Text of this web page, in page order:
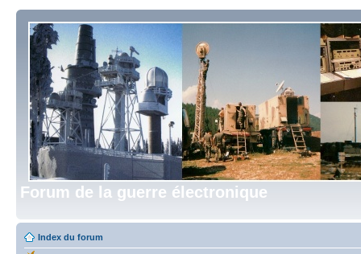
Forum de la guerre électronique
Index du forum